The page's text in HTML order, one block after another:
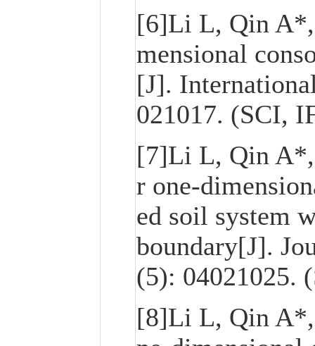
[6]Li L, Qin A*,
mensional
[J].
021017. (SCI,
[7]Li L, Qin A*,
r one-
ed soil system
boundary[J].
(5): 04021025.
[8]Li L, Qin A*,